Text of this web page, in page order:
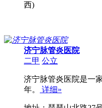
西)
济宁脉管炎医院
二甲 公立
济宁脉管炎医院是一
年。
详细»